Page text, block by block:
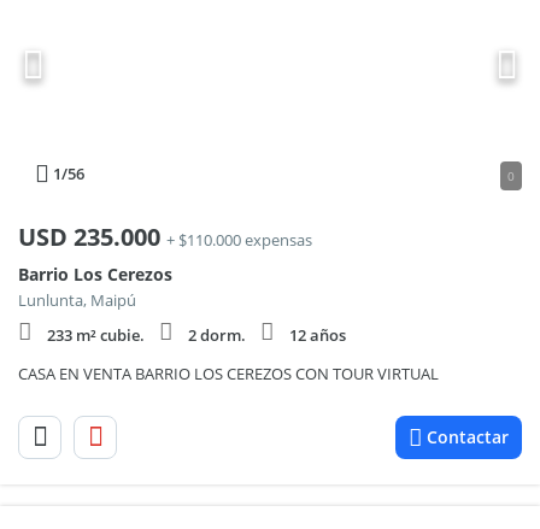
1/56 0
USD 235.000 + $110.000 expensas
Barrio Los Cerezos
Lunlunta, Maipú
233 m² cubie.
2 dorm.
12 años
CASA EN VENTA BARRIO LOS CEREZOS CON TOUR VIRTUAL
Contactar